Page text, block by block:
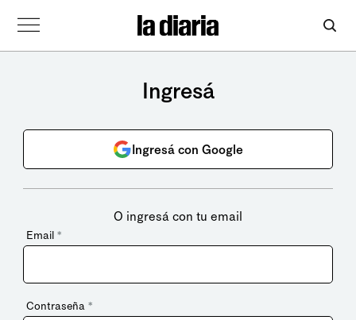
Ingresá
Ingresá con Google
O ingresá con tu email
Email *
Contraseña *